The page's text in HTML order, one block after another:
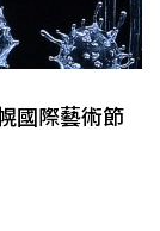
國際藝術節